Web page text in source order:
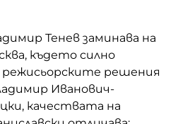
Тенев заминава на
където силно
режисьорските решения
Иванович-
качествата на